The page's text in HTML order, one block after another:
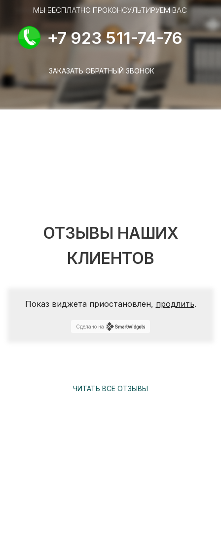
МЫ БЕСПЛАТНО ПРОКОНСУЛЬТИРУЕМ ВАС
+7 923 511-74-76
ЗАКАЗАТЬ ОБРАТНЫЙ ЗВОНОК
ОТЗЫВЫ НАШИХ
КЛИЕНТОВ
Показ виджета приостановлен, продлить.
Сделано на
ЧИТАТЬ ВСЕ ОТЗЫВЫ